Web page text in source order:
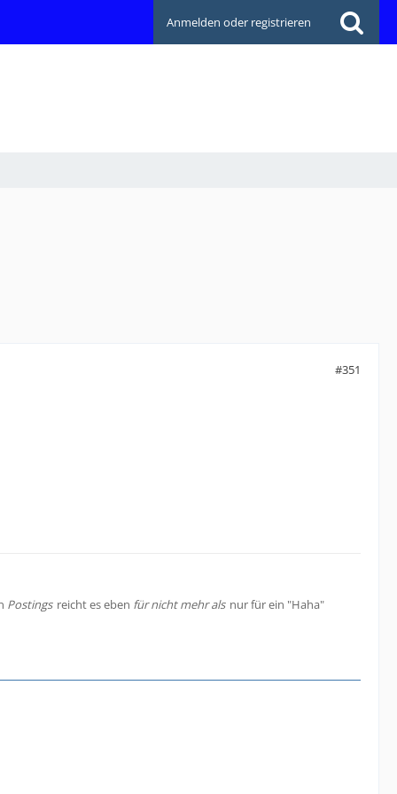
Anmelden oder registrieren
#351
Postings reicht es eben für nicht mehr als nur für ein "Haha"